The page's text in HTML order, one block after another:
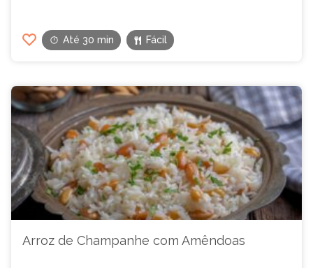
Até 30 min Fácil
Arroz de Champanhe com Amêndoas